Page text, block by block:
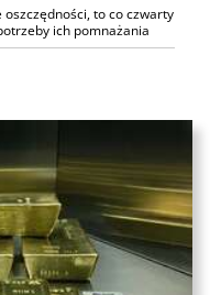
to co czwarty
ich pomnażania